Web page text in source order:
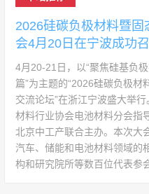
2026硅碳负极材料暨固
会4月20日在宁波成功
4月20-21日，以“聚焦硅基负
篇”为主题的“2026硅碳负极材
交流论坛”在浙江宁波盛大举
材料行业协会电池材料分会指
北京中工产联合主办。本次大
汽车、储能和电池材料领域的
构和研究院所等数百位代表参